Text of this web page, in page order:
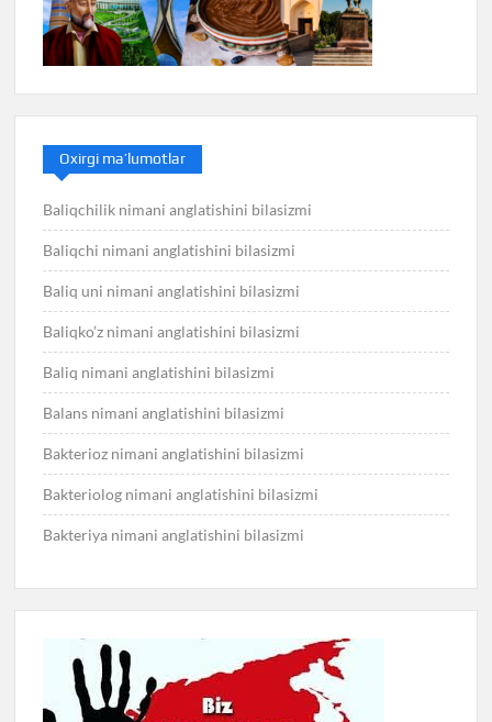
Oxirgi ma’lumotlar
Baliqchilik nimani anglatishini bilasizmi
Baliqchi nimani anglatishini bilasizmi
Baliq uni nimani anglatishini bilasizmi
Baliqko’z nimani anglatishini bilasizmi
Baliq nimani anglatishini bilasizmi
Balans nimani anglatishini bilasizmi
Bakterioz nimani anglatishini bilasizmi
Bakteriolog nimani anglatishini bilasizmi
Bakteriya nimani anglatishini bilasizmi